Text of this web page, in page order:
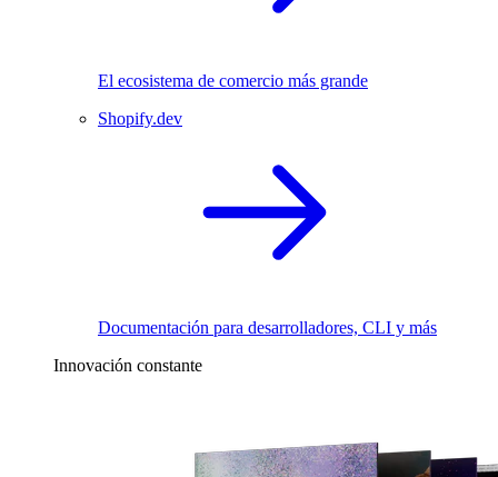
El ecosistema de comercio más grande
Shopify.dev
Documentación para desarrolladores, CLI y más
Innovación constante